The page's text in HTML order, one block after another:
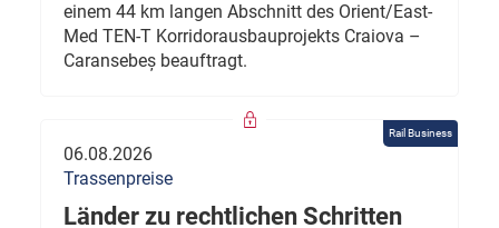
einem 44 km langen Abschnitt des Orient/East-
Med TEN-T Korridorausbauprojekts Craiova –
Caransebeș beauftragt.
Rail Business
06.08.2026
Trassenpreise
Länder zu rechtlichen Schritten